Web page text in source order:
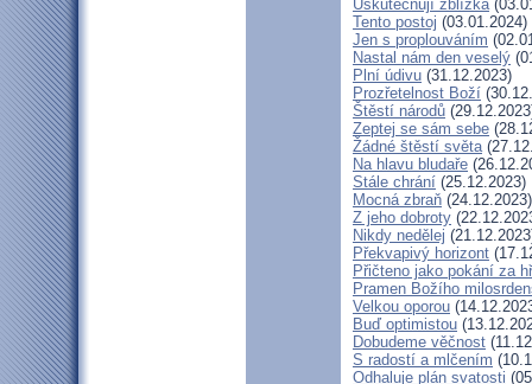
Uskutečňují zblízka
Tento postoj (03.01.2024)
Jen s proplouváním
Nastal nám den veselý
Plní údivu (31.12.2023)
Prozřetelnost Boží
Štěstí národů
Zeptej se sám sebe
Žádné štěstí světa
Na hlavu bludaře
Stále chrání (25.12.2023)
Mocná zbraň (24.12.2023)
Z jeho dobroty
Nikdy nedělej
Překvapivý horizont
Přičteno jako pokání za
Pramen Božího
Velkou oporou
Buď optimistou
Dobudeme věčnost
S radostí a mlčením
Odhaluje plán svatosti